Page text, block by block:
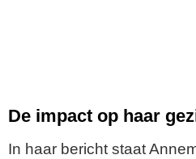
De impact op haar
In haar bericht staat